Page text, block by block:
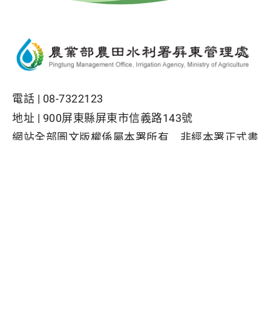
電話 | 08-7322123
地址 | 900屏東縣屏東市信義路143號
網站全部圖文版權係屬本署所有，非經本署正式書